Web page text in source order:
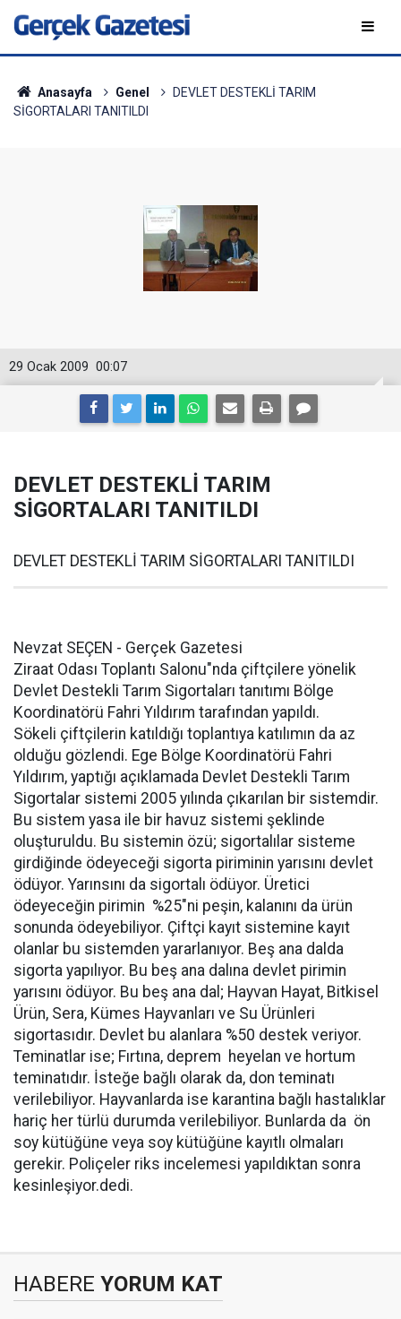
Anasayfa Genel
DEVLET DESTEKLİ TARIM
SİGORTALARI TANITILDI
00:07
29 Ocak 2009
DEVLET DESTEKLİ TARIM
SİGORTALARI TANITILDI
DEVLET DESTEKLİ TARIM SİGORTALARI TANITILDI
Nevzat SEÇEN - Gerçek Gazetesi
Ziraat Odası Toplantı Salonu"nda çiftçilere yönelik
Devlet Destekli Tarım Sigortaları tanıtımı Bölge
Koordinatörü Fahri Yıldırım tarafından yapıldı.
Sökeli çiftçilerin katıldığı toplantıya katılımın da az
olduğu gözlendi. Ege Bölge Koordinatörü Fahri
Yıldırım, yaptığı açıklamada Devlet Destekli Tarım
Sigortalar sistemi 2005 yılında çıkarılan bir sistemdir.
Bu sistem yasa ile bir havuz sistemi şeklinde
oluşturuldu. Bu sistemin özü; sigortalılar sisteme
girdiğinde ödeyeceği sigorta piriminin yarısını devlet
ödüyor. Yarınsını da sigortalı ödüyor. Üretici
ödeyeceğin pirimin %25"ni peşin, kalanını da ürün
sonunda ödeyebiliyor. Çiftçi kayıt sistemine kayıt
olanlar bu sistemden yararlanıyor. Beş ana dalda
sigorta yapılıyor. Bu beş ana dalına devlet pirimin
yarısını ödüyor. Bu beş ana dal; Hayvan Hayat, Bitkisel
Ürün, Sera, Kümes Hayvanları ve Su Ürünleri
sigortasıdır. Devlet bu alanlara %50 destek veriyor.
Teminatlar ise; Fırtına, deprem heyelan ve hortum
teminatıdır. İsteğe bağlı olarak da, don teminatı
verilebiliyor. Hayvanlarda ise karantina bağlı hastalıklar
hariç her türlü durumda verilebiliyor. Bunlarda da ön
soy kütüğüne veya soy kütüğüne kayıtlı olmaları
gerekir. Poliçeler riks incelemesi yapıldıktan sonra
kesinleşiyor.dedi.
HABERE YORUM KAT